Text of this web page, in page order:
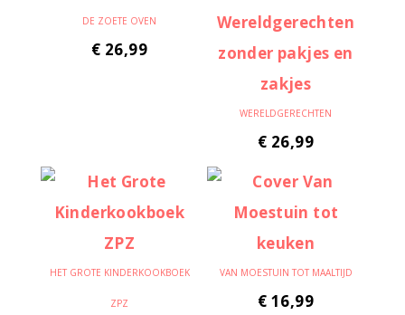
DE ZOETE OVEN
€ 26,99
WERELDGERECHTEN
€ 26,99
HET GROTE KINDERKOOKBOEK
ZPZ
VAN MOESTUIN TOT MAALTIJD
€ 16,99